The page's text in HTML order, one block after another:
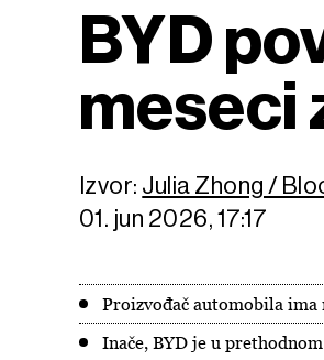
BYD
meseci
Izvor: Julia Zhong /
01. jun 2026, 17:17
Proizvođač automobila ima
Inače, BYD je u